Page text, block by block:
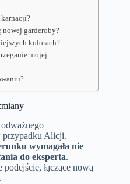
garderoby?
kolorach?
mojej
przypadku Alicji.
wymagała nie
do eksperta.
łączące nową